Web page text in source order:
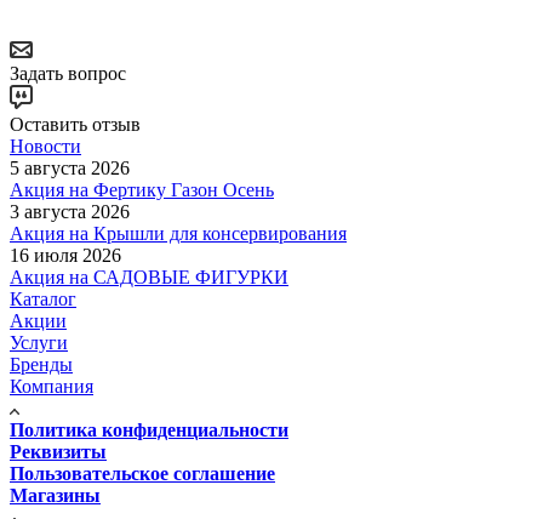
Задать вопрос
Оставить отзыв
Новости
5 августа 2026
Акция на Фертику Газон Осень
3 августа 2026
Акция на Крышли для консервирования
16 июля 2026
Акция на САДОВЫЕ ФИГУРКИ
Каталог
Акции
Услуги
Бренды
Компания
Политика конфиденциальности
Реквизиты
Пользовательское соглашение
Магазины